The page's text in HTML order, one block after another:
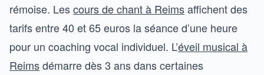
rémoise. Lescours de chant à Reimsaffichent des
tarifs entre 40 et 65 euros la séance d’une heure
pour un coaching vocal individuel. L’éveil musical à
Reimsdémarre dès 3 ans dans certaines